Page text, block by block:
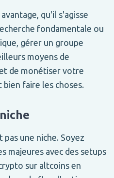
qu'il s'agisse
fondamentale ou
gérer un groupe
moyens de
de monétiser votre
faire les choses.
une niche. Soyez
majeures avec des setups
sur altcoins en